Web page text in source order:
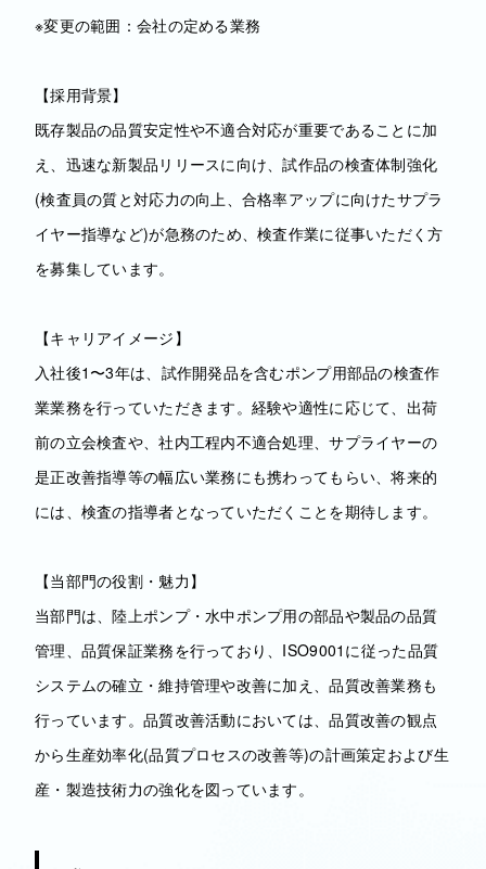
※変更の範囲：会社の定める業務
【採用背景】
既存製品の品質安定性や不適合対応が重要であることに加
え、迅速な新製品リリースに向け、試作品の検査体制強化
(検査員の質と対応力の向上、合格率アップに向けたサプラ
イヤー指導など)が急務のため、検査作業に従事いただく方
を募集しています。
【キャリアイメージ】
入社後1〜3年は、試作開発品を含むポンプ用部品の検査作
業業務を行っていただきます。経験や適性に応じて、出荷
前の立会検査や、社内工程内不適合処理、サプライヤーの
是正改善指導等の幅広い業務にも携わってもらい、将来的
には、検査の指導者となっていただくことを期待します。
【当部門の役割・魅力】
当部門は、陸上ポンプ・水中ポンプ用の部品や製品の品質
管理、品質保証業務を行っており、ISO9001に従った品質
システムの確立・維持管理や改善に加え、品質改善業務も
行っています。品質改善活動においては、品質改善の観点
から生産効率化(品質プロセスの改善等)の計画策定および生
産・製造技術力の強化を図っています。